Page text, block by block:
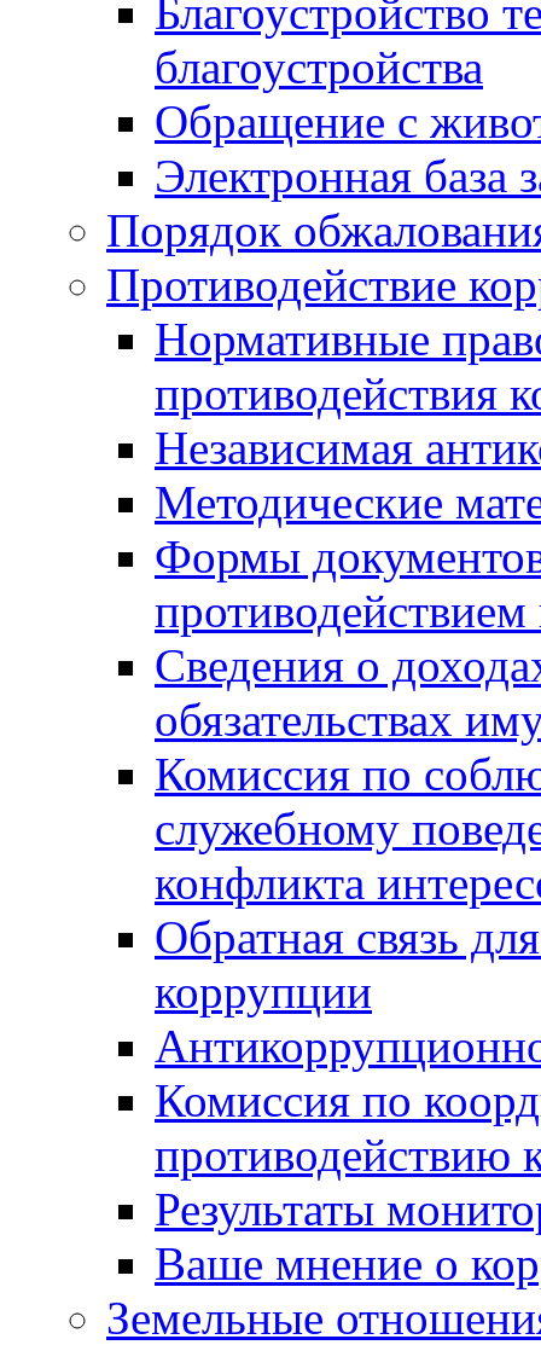
Благоустройство
благоустройства
Обращение с
Электронная база
Порядок
Противодействие
Нормативные
противодействия
Независимая
Методические
Формы
Сведения о
обязательствах
Комиссия по
служебному
конфликта
Обратная связь
коррупции
Комиссия по
противодействию
Результаты
Ваше мнение о
Земельные